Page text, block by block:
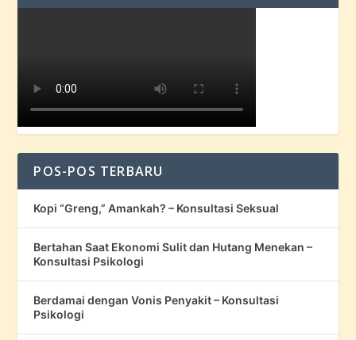
POS-POS TERBARU
Kopi “Greng,” Amankah? – Konsultasi Seksual
Bertahan Saat Ekonomi Sulit dan Hutang Menekan –
Konsultasi Psikologi
Berdamai dengan Vonis Penyakit – Konsultasi
Psikologi